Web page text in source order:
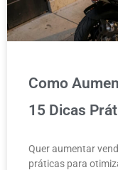
Como
15 Dicas
Quer aumentar
práticas para